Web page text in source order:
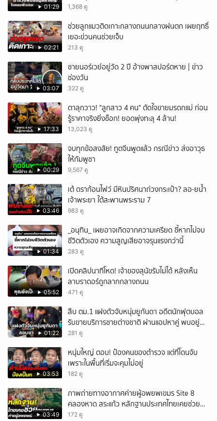
01:29 1,368 ดู
02:21
ช่วยลูกแมวติดเกาะกลางถนนกลางฝนตก เผยฤทธิ์
เยอะข่วนคนช่วยเจ็บ
213 ดู
03:07
ชายนอร์เวย์อยู่วัด 2 ปี อ้างพาสปอร์ตหาย | ข่าว
ช่องวัน
322 ดู
17:33
ตาลุกวาว! "ลูกสาว 4 คน" ตัดใจขายมรดกแม่ ก่อน
รู้ราคาจริงยิ่งช็อก! ยอดพุ่งทะลุ 4 ล้าน!
13,023 ดู
00:29
จบทุกข้อสงสัย! ทูตจีนพูดแล้ว กรณีข่าว ส่งอาวุธ
ให้กัมพูชา
9,567 ดู
03:46
เต้ ดราก้อนไฟว์ มีหินปริศนาถ่วงกระเป๋า? ลอ-ยน้ำ
เจ้าพระยา ใต้สะพานพระราม 7
983 ดู
01:34
_อนุทิน_ เผยอาจเกิดจากความเครียด ชี้หากไม่จบ
ชีวิตตัวเอง ความสูญเสียอาจรุนแรงกว่านี้
283 ดู
05:52
เปิดคลิปนาทีโหด! เจ้าของสุนัขรับไม่ได้ หลังเห็น
ลาบราดอร์ถูกลากกลางถนน
471 ดู
01:22
สืบ ตม.1 แฝงตัวจับหนุ่มยูกันดา อดีตนักฟุตบอล
รับขายบริการชายต่างชาติ ผ่านแอปหาคู่ พบอยู่
เกินกำหนดอนุญาต
281 ดู
03:53
หนุ่มใหญ่ ตอบ! ป๋องคนของตำรวจ แต่ที่โดนจับ
เพราะในพื้นที่เริ่มจะคุมไม่อยู่
182 ดู
03:49
ภาพถ่ายทางอากาศค่ายผู้อพยพเขมร Site 8
คลองหาด สระแก้ว หลักฐานประเทศไทยเคยช่วยคน
เขมร
172 ดู